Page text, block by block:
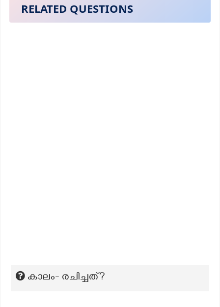
RELATED QUESTIONS
കാലം- രചിച്ചത്?